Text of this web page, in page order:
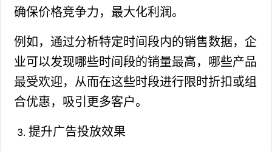
确保价格竞争力，最大化利润。
例如，通过分析特定时间段内的销售数据，企
业可以发现哪些时间段的销量最高，哪些产品
最受欢迎，从而在这些时段进行限时折扣或组
合优惠，吸引更多客户。
提升广告投放效果